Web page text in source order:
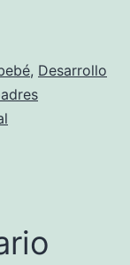
, Desarrollo